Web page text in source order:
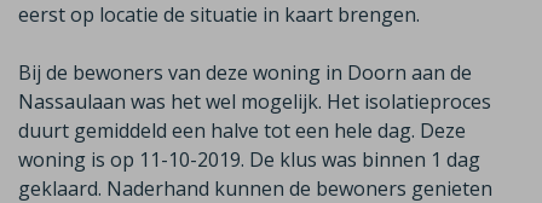
eerst op locatie de situatie in kaart brengen.
Bij de bewoners van deze woning in Doorn aan de
Nassaulaan was het wel mogelijk. Het isolatieproces
duurt gemiddeld een halve tot een hele dag. Deze
woning is op 11-10-2019. De klus was binnen 1 dag
geklaard. Naderhand kunnen de bewoners genieten